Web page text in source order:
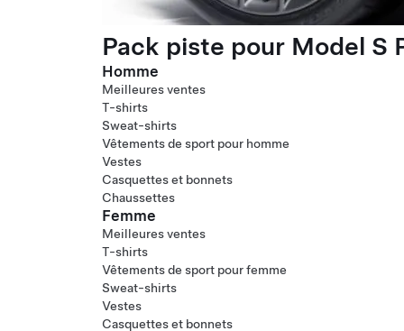
Pack piste pour Model S
Homme
Meilleures ventes
T-shirts
Sweat-shirts
Vêtements de sport pour homme
Vestes
Casquettes et bonnets
Chaussettes
Femme
Meilleures ventes
T-shirts
Vêtements de sport pour femme
Sweat-shirts
Vestes
Casquettes et bonnets